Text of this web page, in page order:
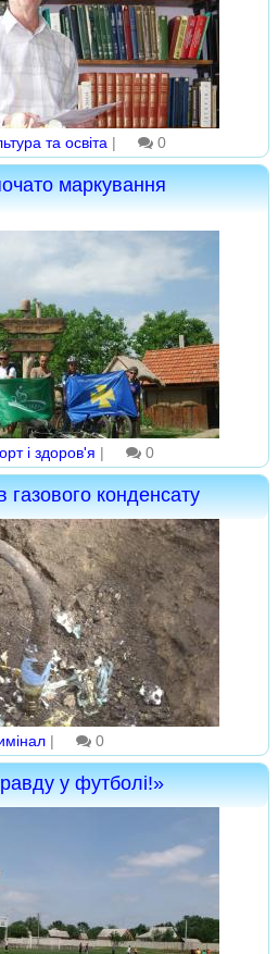
та освіта | 0
маркування
і здоров'я | 0
газового конденсату
| 0
у футболі!»